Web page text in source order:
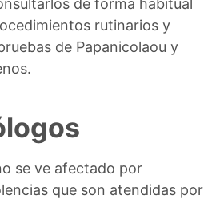
de forma habitual
rutinarios y
de Papanicolaou y
se ve afectado por
que son atendidas por